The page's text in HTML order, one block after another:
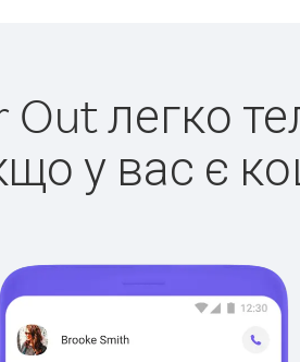
Out легко
у вас є